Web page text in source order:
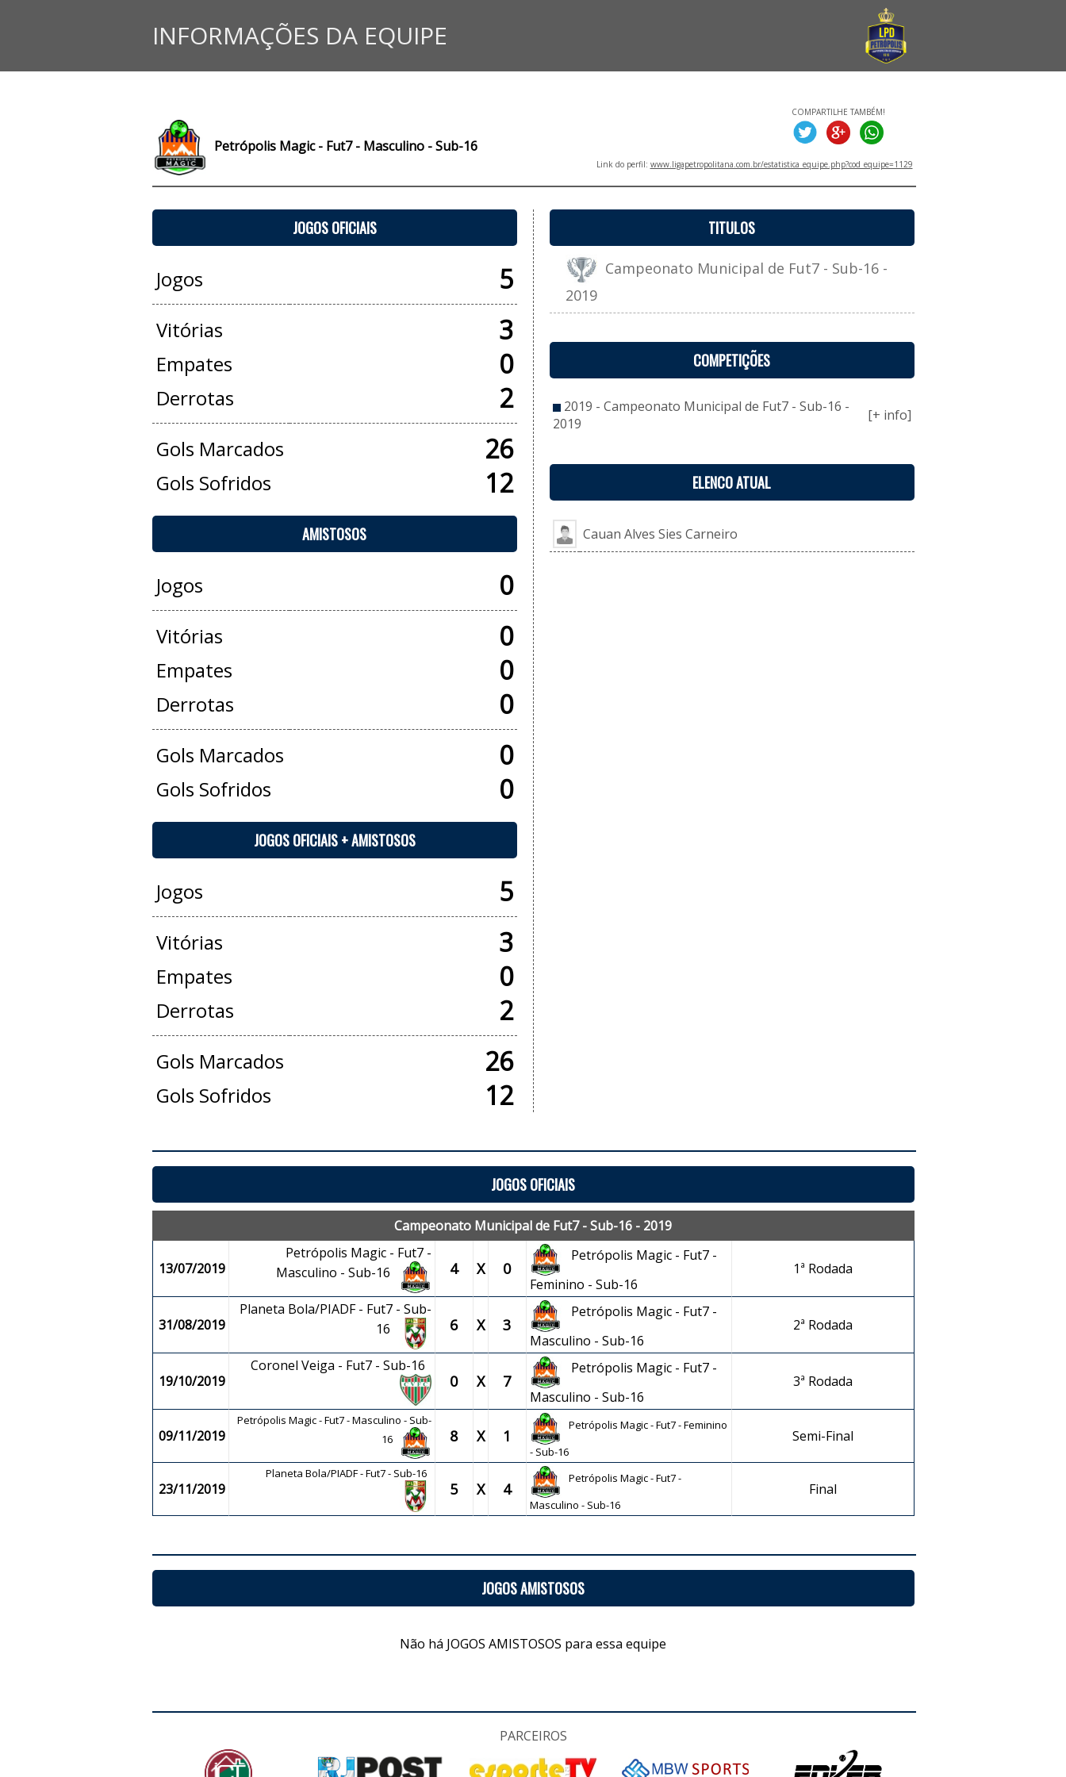
INFORMAÇÕES DA EQUIPE
Petrópolis Magic - Fut7 - Masculino - Sub-16
COMPARTILHE TAMBÉM!
Link do perfil: www.ligapetropolitana.com.br/estatistica_equipe.php?cod_equipe=1129
JOGOS OFICIAIS
Jogos 5
Vitórias 3
Empates 0
Derrotas 2
Gols Marcados 26
Gols Sofridos 12
AMISTOSOS
Jogos 0
Vitórias 0
Empates 0
Derrotas 0
Gols Marcados 0
Gols Sofridos 0
JOGOS OFICIAIS + AMISTOSOS
Jogos 5
Vitórias 3
Empates 0
Derrotas 2
Gols Marcados 26
Gols Sofridos 12
TITULOS
Campeonato Municipal de Fut7 - Sub-16 -
2019
COMPETIÇÕES
2019 - Campeonato Municipal de Fut7 - Sub-16 -
2019
[+ info]
ELENCO ATUAL
Cauan Alves Sies Carneiro
JOGOS OFICIAIS
Campeonato Municipal de Fut7 - Sub-16 - 2019
13/07/2019
Petrópolis Magic - Fut7 -
Masculino - Sub-16
4 X 0
Petrópolis Magic - Fut7 -
Feminino - Sub-16
1ª Rodada
31/08/2019
Planeta Bola/PIADF - Fut7 - Sub-
16
6 X 3
Petrópolis Magic - Fut7 -
Masculino - Sub-16
2ª Rodada
19/10/2019
Coronel Veiga - Fut7 - Sub-16
0 X 7
Petrópolis Magic - Fut7 -
Masculino - Sub-16
3ª Rodada
09/11/2019
Petrópolis Magic - Fut7 - Masculino - Sub-
16
8 X 1
Petrópolis Magic - Fut7 - Feminino
- Sub-16
Semi-Final
23/11/2019
Planeta Bola/PIADF - Fut7 - Sub-16
5 X 4
Petrópolis Magic - Fut7 -
Masculino - Sub-16
Final
JOGOS AMISTOSOS
Não há JOGOS AMISTOSOS para essa equipe
PARCEIROS